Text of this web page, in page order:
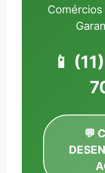
Comércios
📱
💬